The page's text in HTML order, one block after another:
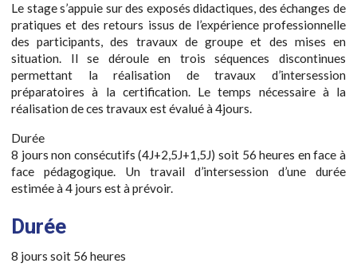
Le stage s’appuie sur des exposés didactiques, des échanges de
pratiques et des retours issus de l’expérience professionnelle
des participants, des travaux de groupe et des mises en
situation. Il se déroule en trois séquences discontinues
permettant la réalisation de travaux d’intersession
préparatoires à la certification. Le temps nécessaire à la
réalisation de ces travaux est évalué à 4jours.
Durée
8 jours non consécutifs (4J+2,5J+1,5J) soit 56 heures en face à
face pédagogique. Un travail d’intersession d’une durée
estimée à 4 jours est à prévoir.
Durée
8 jours soit 56 heures